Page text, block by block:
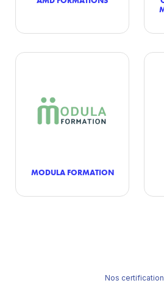
MODULA FORMATION
Nos